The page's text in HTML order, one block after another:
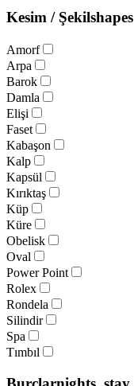
Kesim / Şekilshapes
Amorf
Arpa
Barok
Damla
Elişi
Faset
Kabaşon
Kalp
Kapsül
Kırıktaş
Küp
Küre
Obelisk
Oval
Power Point
Rolex
Rondela
Silindir
Spa
Tımbıl